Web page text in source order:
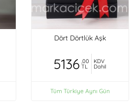
Dört Dörtlük Aşk
5136 ,00
TL
KDV
Dahil
Tüm Türkiye Aynı Gün